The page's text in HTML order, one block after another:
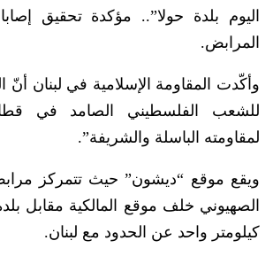
اليوم بلدة حولا”.. مؤكدة تحقيق
المرابض.
وأكّدت المقاومة الإسلامية في لبنان
للشعب الفلسطيني الصامد في
لمقاومته الباسلة ‏والشريفة”.
ويقع موقع “ديشون” حيث تتمركز
الصهيوني خلف موقع المالكية مقابل
كيلومتر واحد عن الحدود مع لبنان.